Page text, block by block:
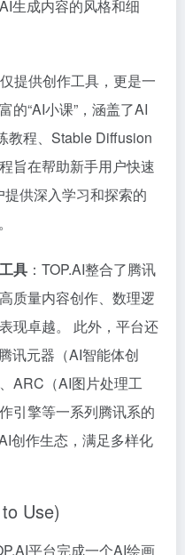
生成内容的风格和细
提供创作工具，更是一
的“AI小课”，涵盖了AI
教程、Stable Diffusion
旨在帮助新手用户快速
供深入学习和探索的
具 ：TOP.AI整合了腾讯
质量内容创作、数理逻
现卓越。 此外，平台还
讯元器（AI智能体创
ARC（AI图片处理工
引擎等一系列腾讯系的
创作生态，满足多样化
Use)
平台完成一个AI绘画